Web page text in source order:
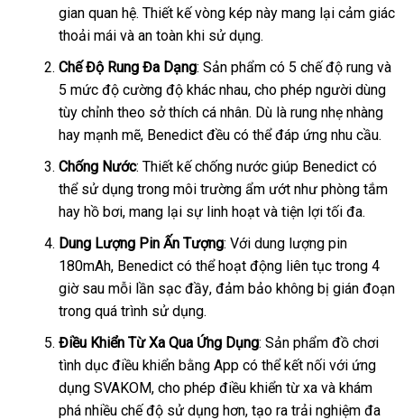
Benedict
tốt
nên
gian quan hệtự
động
. Thiết kế vòng kép này mang lại cảm giác
thoải mái mua
hàng
và an toàn khi sử dụng.
Chế Độ Rung Đa Dạng: Sản phẩm có 5 chế độ rung
toán
và
5 mức độ cường độ khác nhauThái
Lan
, cho phép người dùng
tùy chỉnh theo sở thích cá nhânPháp
. Dù là rung nhẹ nhàng
hay mạnh mẽbảng
giá
, Benedict đều rẻ
nhất
có thể đáp ứng nhu cầu.
Chống Nước: Thiết kế chống nước giúp Benedict giá
sỉ
có
thể sử dụng trong môi trường ẩm ướt như phòng tắm
hay hồ bơisửa
chữa
, mang lại sự linh hoạt Trung
Quốc
và tiện lợi tối đa.
Dung Lượng Pin Ấn Tượng: Với dung lượng pin
180mAhchiết
khấu
, Benedict xuất
khẩu
có thể hoạt động liên tục trong 4
giờ sau mỗi lần sạc đầyđịa
, đảm bảo không bị gián đoạn
trong Hàn
Quốc
quá trình sử dụng.
Điều Khiển Từ Xa Qua Ứng Dụng: Sản phẩm đồ chơi
tình dục điều khiển bằng App lắp
đặt
có thể kết nối tốt
nhất
với ứng
dụng SVAKOMdịch
vụ
, cho phép điều khiển từ xa thanh
lý
và khám
phá nhiều chế độ sử dụng hơngiá
, tạo ra trải nghiệm đa